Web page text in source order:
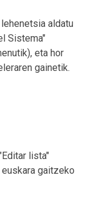
aldatu
Sistema"
eta hor
gainetik.
lista"
gaitzeko